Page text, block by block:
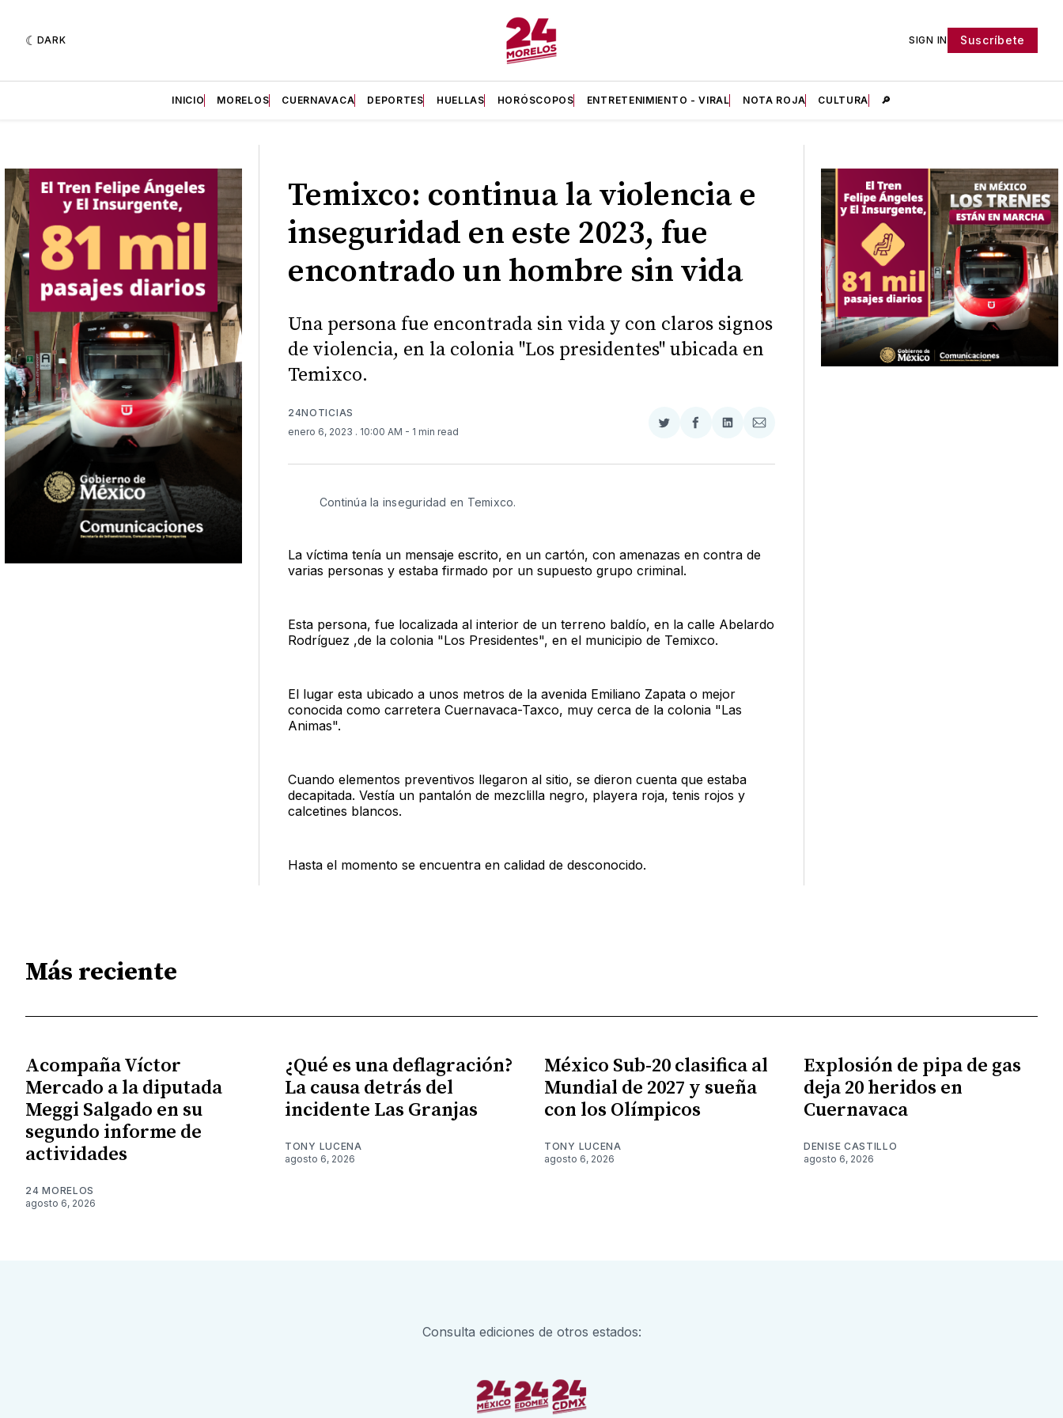
DARK SIGN IN Suscríbete
INICIO MORELOS CUERNAVACA DEPORTES HUELLAS HORÓSCOPOS ENTRETENIMIENTO - VIRAL NOTA ROJA CULTURA 🔎
Temixco: continua la violencia e
inseguridad en este 2023, fue
encontrado un hombre sin vida
Una persona fue encontrada sin vida y con claros signos
de violencia, en la colonia "Los presidentes" ubicada en
Temixco.
24NOTICIAS
enero 6, 2023 . 10:00 AM - 1 min read
Compartir
Twitter
Compartir
Facebook
Compartir
LinkedIn
Compartir
Email
Continúa la inseguridad en Temixco.
La víctima tenía un mensaje escrito, en un cartón, con amenazas en contra de
varias personas y estaba firmado por un supuesto grupo criminal.
Esta persona, fue localizada al interior de un terreno baldío, en la calle Abelardo
Rodríguez ,de la colonia "Los Presidentes", en el municipio de Temixco.
El lugar esta ubicado a unos metros de la avenida Emiliano Zapata o mejor
conocida como carretera Cuernavaca-Taxco, muy cerca de la colonia "Las
Animas".
Cuando elementos preventivos llegaron al sitio, se dieron cuenta que estaba
decapitada. Vestía un pantalón de mezclilla negro, playera roja, tenis rojos y
calcetines blancos.
Hasta el momento se encuentra en calidad de desconocido.
Más reciente
Acompaña Víctor
Mercado a la diputada
Meggi Salgado en su
segundo informe de
actividades
24 MORELOS
agosto 6, 2026
¿Qué es una deflagración?
La causa detrás del
incidente Las Granjas
TONY LUCENA
agosto 6, 2026
México Sub-20 clasifica al
Mundial de 2027 y sueña
con los Olímpicos
TONY LUCENA
agosto 6, 2026
Explosión de pipa de gas
deja 20 heridos en
Cuernavaca
DENISE CASTILLO
agosto 6, 2026
Consulta ediciones de otros estados: